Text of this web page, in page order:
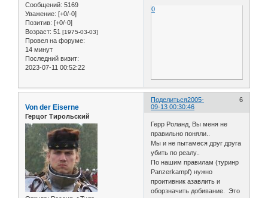
Сообщений: 5169
Уважение: [+0/-0]
Позитив: [+0/-0]
Возраст: 51 [1975-03-03]
Провел на форуме:
14 минут
Последний визит:
2023-07-11 00:52:22
0
Поделиться 6
2005-
09-13 00:30:46
Von der Eiserne
Герцог Тирольский
Герр Роланд, Вы меня не
правильно поняли..
Мы и не пытамеся друг друга
убить по реалу..
По нашим правилам (туринр
Panzerkampf) нужно
проитивник азавлить и
оборзначить добивание. Это